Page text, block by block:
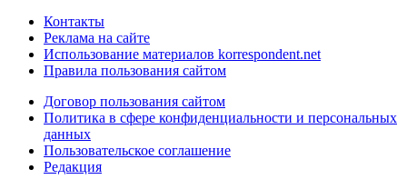
Контакты
Реклама на сайте
Использование материалов korrespondent.net
Правила пользования сайтом
Договор пользования сайтом
Политика в сфере конфиденциальности и персональных
данных
Пользовательское соглашение
Редакция